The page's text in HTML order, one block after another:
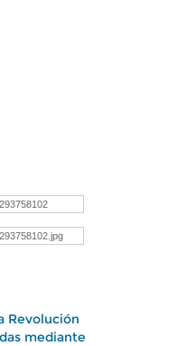
Revolución
mediante